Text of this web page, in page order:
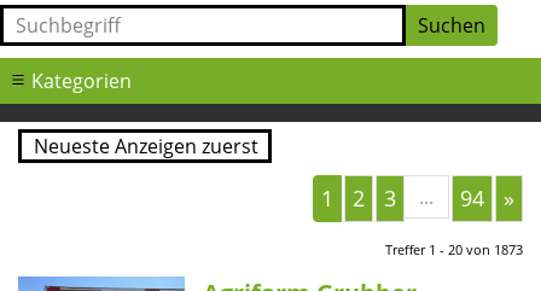
Kategorien
1 2 3 ... 94 »
Treffer 1 - 20 von 1873